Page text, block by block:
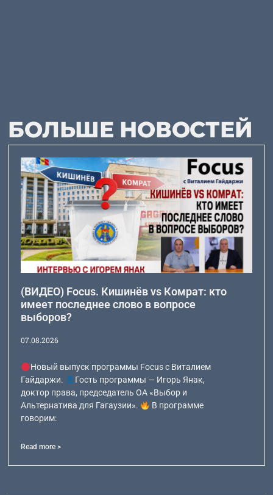
БОЛЬШЕ НОВОСТЕЙ
(ВИДЕО) Focus. Кишинёв vs Комрат: кто
имеет последнее слово в вопросе
выборов?
07.08.2026
Новый выпуск программы Focus с Виталием
Гайдаржи.
Гость программы — Игорь Янак,
доктор права, председатель ОА «Выбор и
Альтернатива для Гагаузии».
В программе
говорим:
Read more >